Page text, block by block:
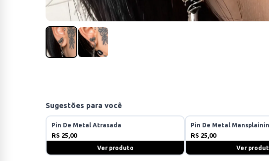
Sugestões para você
Pin De Metal Atrasada
R$ 25,00
Ver produto
Pin De Metal
R$ 25,00
Ver